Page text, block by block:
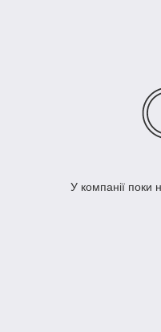
У компанії поки